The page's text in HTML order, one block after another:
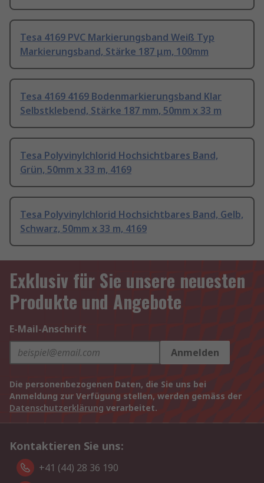
Tesa 4169 PVC Markierungsband Weiß Typ
Markierungsband, Stärke 187 μm, 100mm
Tesa 4169 4169 Bodenmarkierungsband Klar
Selbstklebend, Stärke 187 mm, 50mm x 33 m
Tesa Polyvinylchlorid Hochsichtbares Band,
Grün, 50mm x 33 m, 4169
Tesa Polyvinylchlorid Hochsichtbares Band, Gelb,
Schwarz, 50mm x 33 m, 4169
Exklusiv für Sie unsere neuesten
Produkte und Angebote
E-Mail-Anschrift
Anmelden
Die personenbezogenen Daten, die Sie uns bei
Anmeldung zur Verfügung stellen, werden gemäss der
Datenschutzerklärung verarbeitet.
Kontaktieren Sie uns:
+41 (44) 28 36 190